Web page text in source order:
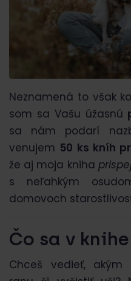
Neznamená to však
som sa Vašu úžasnú
sa nám podarí
venujem 50 ks kníh
že aj moja kniha
s neľahkým
domovoch
Čo sa v
Chceš vedieť, akým